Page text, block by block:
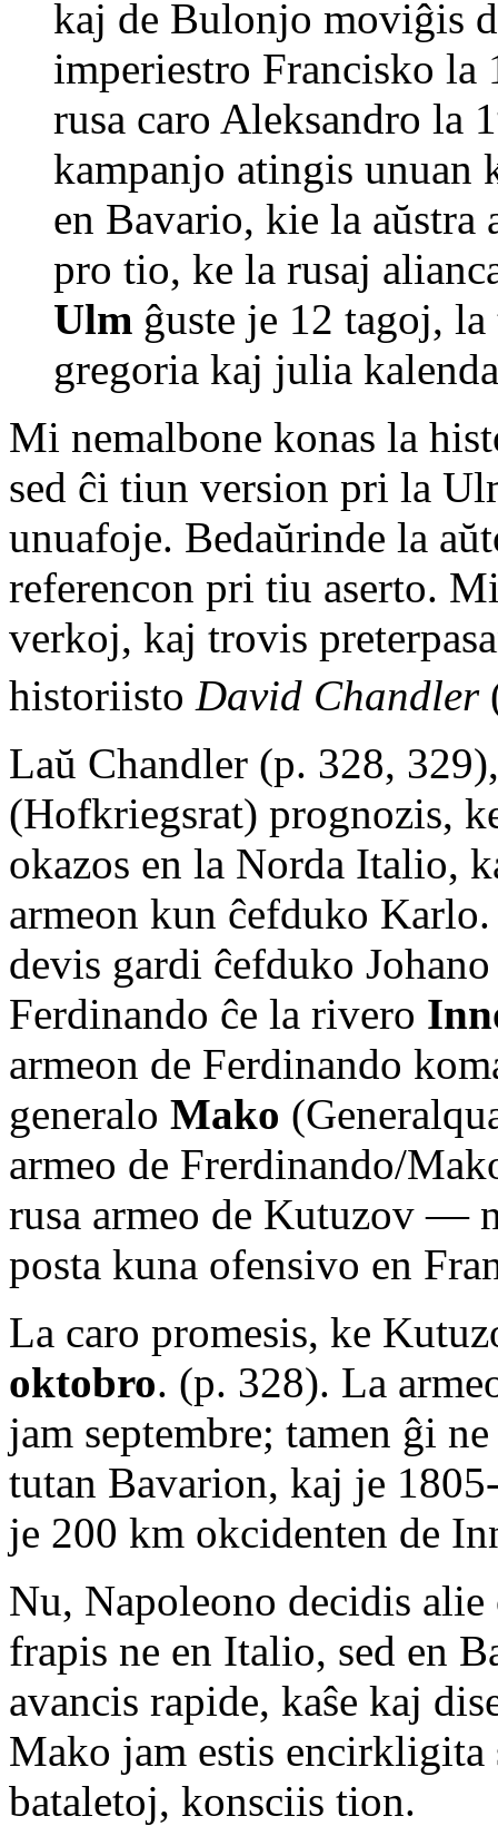
kaj de Bulonjo moviĝis
imperiestro Francisko la
rusa caro Aleksandro la
kampanjo atingis
en Bavario, kie la aŭstra
pro tio, ke la rusaj
Ulm ĝuste je 12 tagoj,
gregoria kaj julia
Mi nemalbone konas la
sed ĉi tiun version pri la
unuafoje. Bedaŭrinde la
referencon pri tiu aserto.
verkoj, kaj trovis
historiisto David Chandler
Laŭ Chandler (p. 328,
(Hofkriegsrat) prognozis,
okazos en la Norda Italio,
armeon kun ĉefduko
devis gardi ĉefduko
Ferdinando ĉe la rivero
armeon de Ferdinando
generalo Mako
armeo de Frerdinando/
rusa armeo de Kutuzov —
posta kuna ofensivo en
La caro promesis, ke
oktobro. (p. 328). La
jam septembre; tamen ĝi
tutan Bavarion, kaj je
je 200 km okcidenten de
Nu, Napoleono decidis
frapis ne en Italio, sed en
avancis rapide, kaŝe kaj
Mako jam estis
bataletoj, konsciis tion.